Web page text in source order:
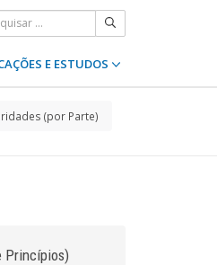
E ESTUDOS
(por Parte)
Princípios)